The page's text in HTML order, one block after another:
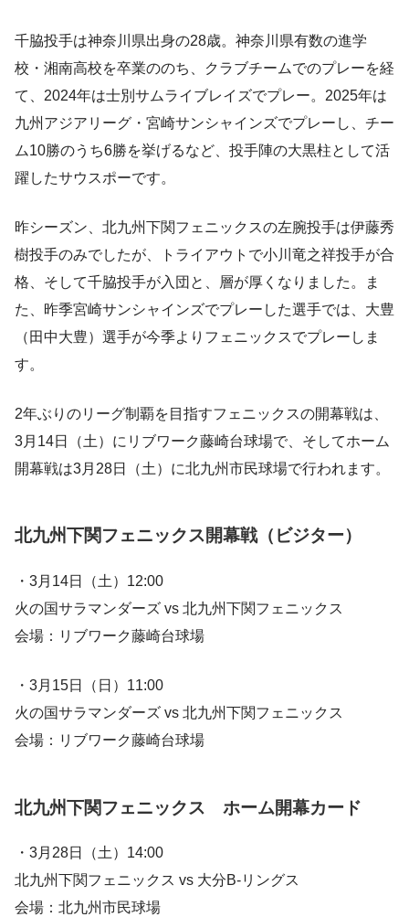
千脇投手は神奈川県出身の28歳。神奈川県有数の進学
校・湘南高校を卒業ののち、クラブチームでのプレーを経
て、2024年は士別サムライブレイズでプレー。2025年は
九州アジアリーグ・宮崎サンシャインズでプレーし、チー
ム10勝のうち6勝を挙げるなど、投手陣の大黒柱として活
躍したサウスポーです。
昨シーズン、北九州下関フェニックスの左腕投手は伊藤秀
樹投手のみでしたが、トライアウトで小川竜之祥投手が合
格、そして千脇投手が入団と、層が厚くなりました。ま
た、昨季宮崎サンシャインズでプレーした選手では、大豊
（田中大豊）選手が今季よりフェニックスでプレーしま
す。
2年ぶりのリーグ制覇を目指すフェニックスの開幕戦は、
3月14日（土）にリブワーク藤崎台球場で、そしてホーム
開幕戦は3月28日（土）に北九州市民球場で行われます。
北九州下関フェニックス開幕戦（ビジター）
・3月14日（土）12:00
火の国サラマンダーズ vs 北九州下関フェニックス
会場：リブワーク藤崎台球場
・3月15日（日）11:00
火の国サラマンダーズ vs 北九州下関フェニックス
会場：リブワーク藤崎台球場
北九州下関フェニックス ホーム開幕カード
・3月28日（土）14:00
北九州下関フェニックス vs 大分B-リングス
会場：北九州市民球場